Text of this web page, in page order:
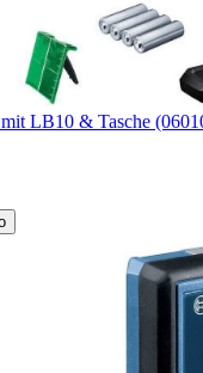
LB10 & Tasche